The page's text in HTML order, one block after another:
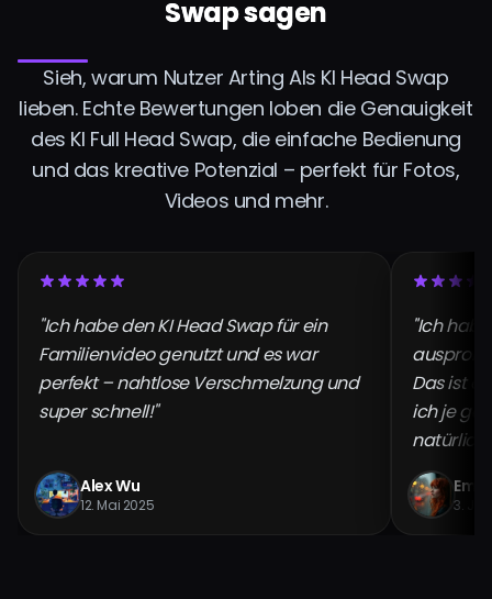
Swap sagen
Sieh, warum Nutzer Arting AIs KI Head Swap
lieben. Echte Bewertungen loben die Genauigkeit
des KI Full Head Swap, die einfache Bedienung
und das kreative Potenzial – perfekt für Fotos,
Videos und mehr.
"Ich habe den KI Head Swap für ein
Familienvideo genutzt und es war
perfekt – nahtlose Verschmelzung und
super schnell!"
Alex Wu
12. Mai 2025
"Ich
Das ist
ich je
3.